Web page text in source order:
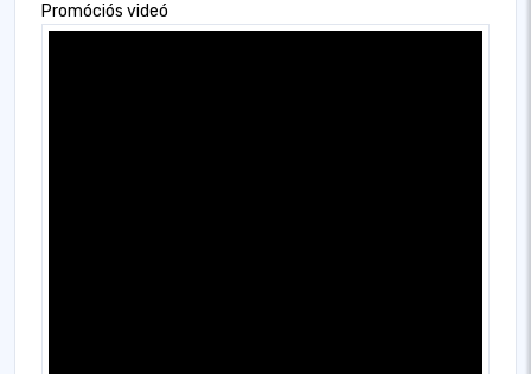
Promóciós videó